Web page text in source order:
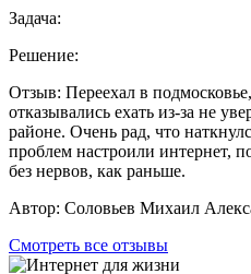
Задача:
Решение:
Отзыв: Переехал в
отказывались ехать из-за не
районе. Очень рад, что
проблем настроили интернет,
без нервов, как раньше.
Автор: Соловьев Михаил
Смотреть все отзывы